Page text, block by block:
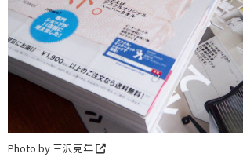
Photo by 三沢克年